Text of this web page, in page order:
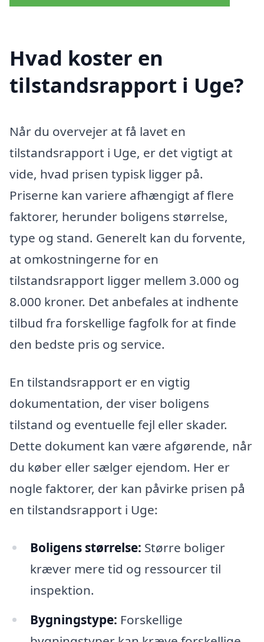
Hvad koster en
tilstandsrapport i Uge?
Når du overvejer at få lavet en
tilstandsrapport i Uge, er det vigtigt at
vide, hvad prisen typisk ligger på.
Priserne kan variere afhængigt af flere
faktorer, herunder boligens størrelse,
type og stand. Generelt kan du forvente,
at omkostningerne for en
tilstandsrapport ligger mellem 3.000 og
8.000 kroner. Det anbefales at indhente
tilbud fra forskellige fagfolk for at finde
den bedste pris og service.
En tilstandsrapport er en vigtig
dokumentation, der viser boligens
tilstand og eventuelle fejl eller skader.
Dette dokument kan være afgørende, når
du køber eller sælger ejendom. Her er
nogle faktorer, der kan påvirke prisen på
en tilstandsrapport i Uge:
Boligens størrelse: Større boliger
kræver mere tid og ressourcer til
inspektion.
Bygningstype: Forskellige